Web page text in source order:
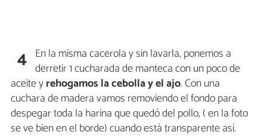
4 En la misma cacerola y sin lavarla, ponemos a
derretir 1 cucharada de manteca con un poco de
aceite yrehogamos la cebolla y el ajo. Con una
cuchara de madera vamos removiendo el fondo para
despegar toda la harina que quedó del pollo, ( en la foto
se ve bien en el borde) cuando está transparente así.